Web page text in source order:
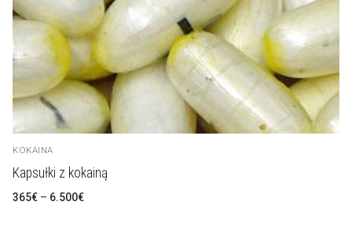
KOKAINA
Kapsułki z kokainą
365€ – 6.500€Zakres